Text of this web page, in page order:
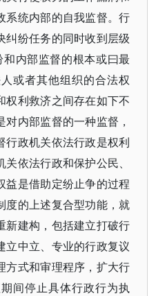
系统内部的自我监督。行
纠纷任务的同时收到层级
内部监督的根本或曰最
或者其他组织的合法权
权利救济之间存在如下不
内部监督的一种监督，
行政机关依法行政是权利
依法行政和保护公民、
益是借助定纷止争的过程
度的上述复合型功能，就
新建构，包括建立打破行
立中立、专业的行政复议
方式和审理程序，扩大行
间停止具体行政行为执